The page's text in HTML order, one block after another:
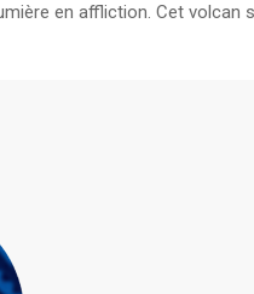
en affliction. Cet volcan